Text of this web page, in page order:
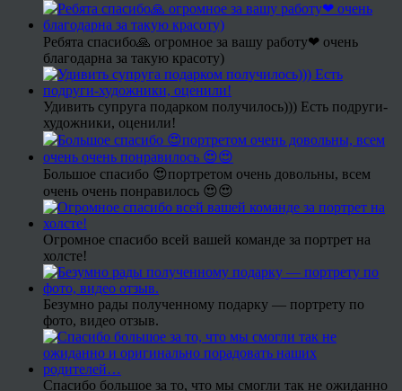
Ребята спасибо🙏 огромное за вашу работу❤ очень
благодарна за такую красоту)
Удивить супруга подарком получилось))) Есть подруги-
художники, оценили!
Большое спасибо 😍портретом очень довольны, всем
очень очень понравилось 😍😍
Огромное спасибо всей вашей команде за портрет на
холсте!
Безумно рады полученному подарку — портрету по
фото, видео отзыв.
Спасибо большое за то, что мы смогли так не ожиданно